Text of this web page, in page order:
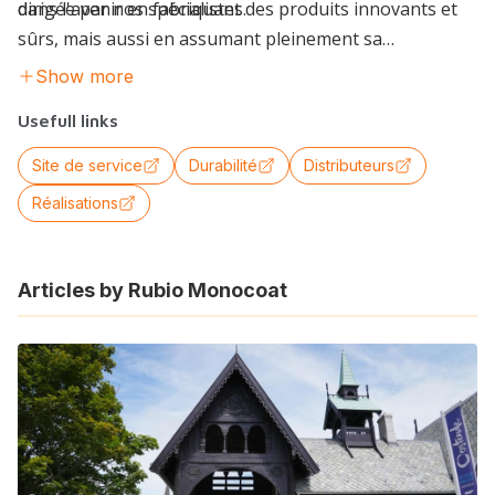
dirigée par nos spécialistes.
dans l'avenir en fabriquant des produits innovants et
sûrs, mais aussi en assumant pleinement sa
responsabilité sociale. Nous investissons pour devenir
l'organisation caritative péruvienne Aynimundo sur le
long terme.
Show more
Usefull links
Site de service Durabilité
Distributeurs
Réalisations
Articles by Rubio Monocoat